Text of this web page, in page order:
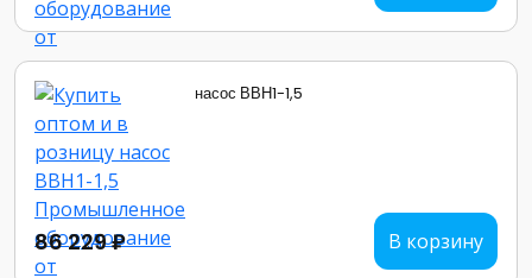
насос ВВН1-1,5
86 229 ₽ В корзину